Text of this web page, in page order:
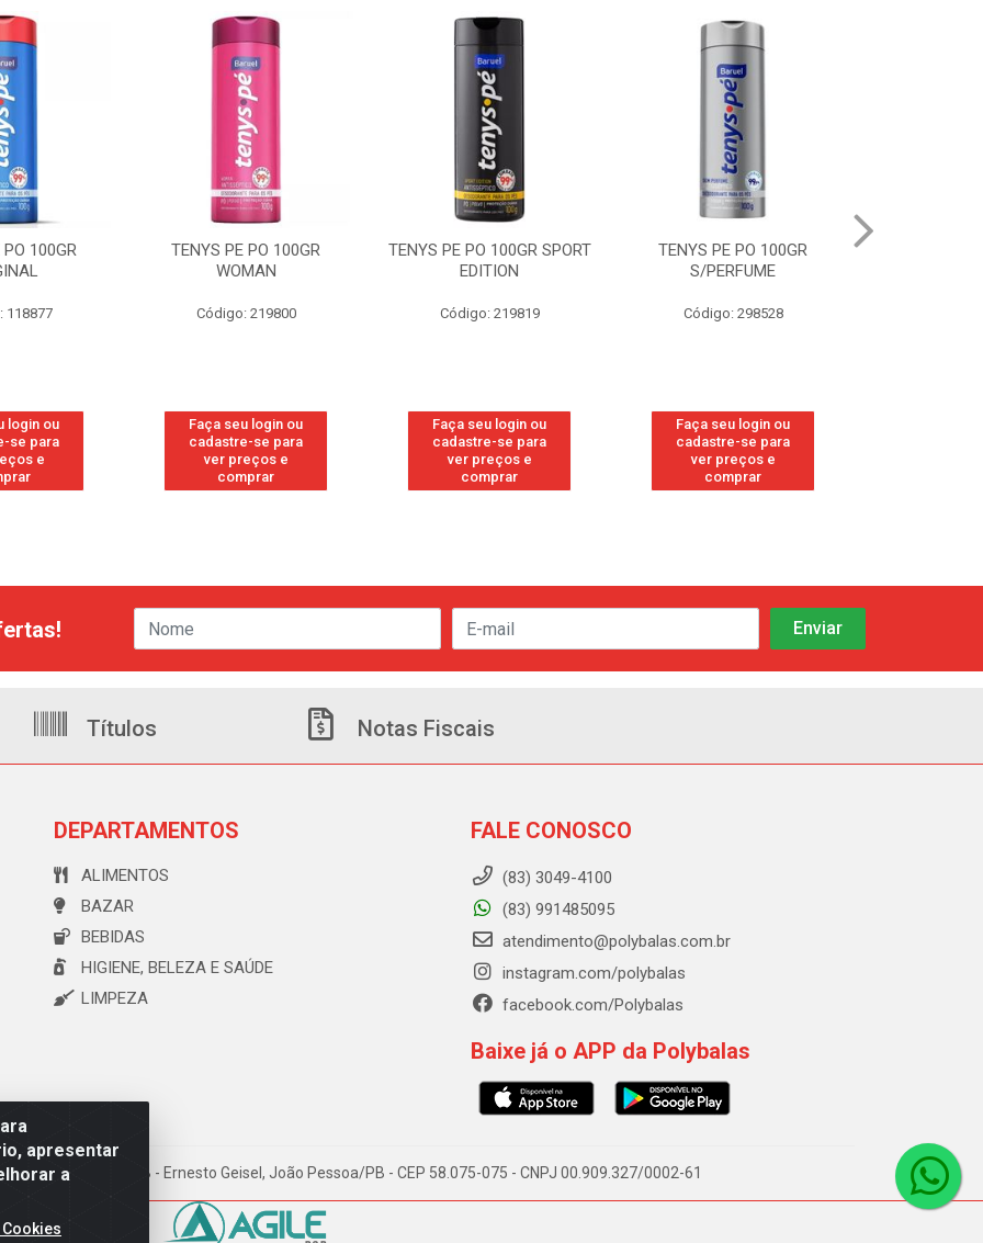
100GR
118877
login ou
se para
e
TENYS PE PO 100GR
WOMAN
Código: 219800
Faça seu login ou
cadastre-se para
ver preços e
comprar
TENYS PE PO 100GR SPORT
EDITION
Código: 219819
Faça seu login ou
cadastre-se para
ver preços e
comprar
TENYS PE PO 100GR
S/PERFUME
Código: 298528
Faça seu login ou
cadastre-se para
ver preços e
comprar
apresentar
a
Títulos Notas Fiscais
DEPARTAMENTOS
ALIMENTOS
BAZAR
BEBIDAS
HIGIENE, BELEZA E SAÚDE
LIMPEZA
FALE CONOSCO
(83) 3049-4100
(83) 991485095
atendimento@polybalas.com.br
instagram.com/polybalas
facebook.com/Polybalas
Baixe já o APP da Polybalas
173 Galpão B - Ernesto Geisel, João Pessoa/PB - CEP 58.075-075 - CNPJ 00.909.327/0002-61